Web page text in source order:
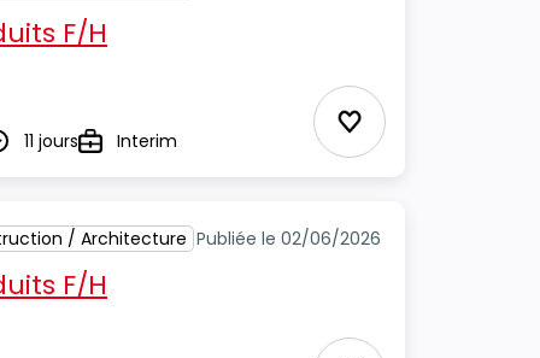
F/H
11 joursTypeInterim Ajouter aux
/ Architecture Publiée le 02/06/2026
F/H